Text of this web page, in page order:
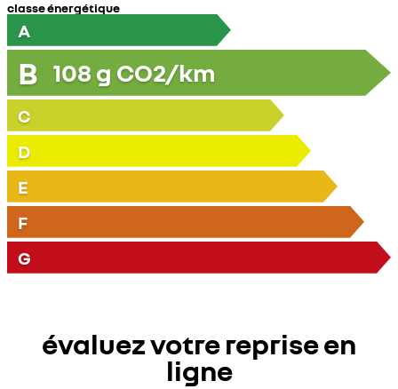
classe énergétique
A
B 108 g CO2/km
C
D
E
F
G
évaluez votre reprise en
ligne